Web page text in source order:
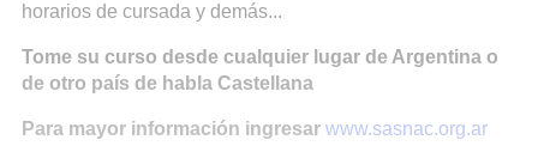
horarios de cursada y demás...
Tome su curso desde cualquier lugar de Argentina o
de otro país de habla Castellana
Para mayor información ingresar www.sasnac.org.ar